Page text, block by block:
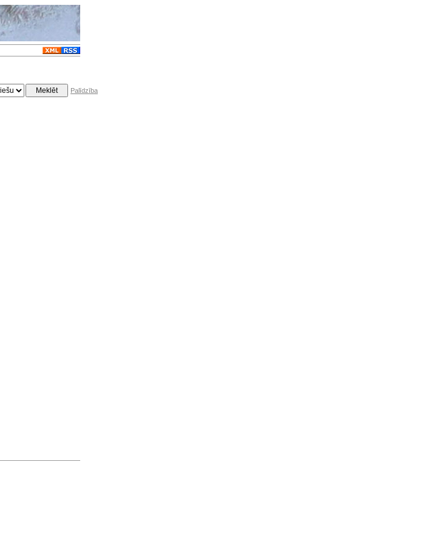
Palīdzība